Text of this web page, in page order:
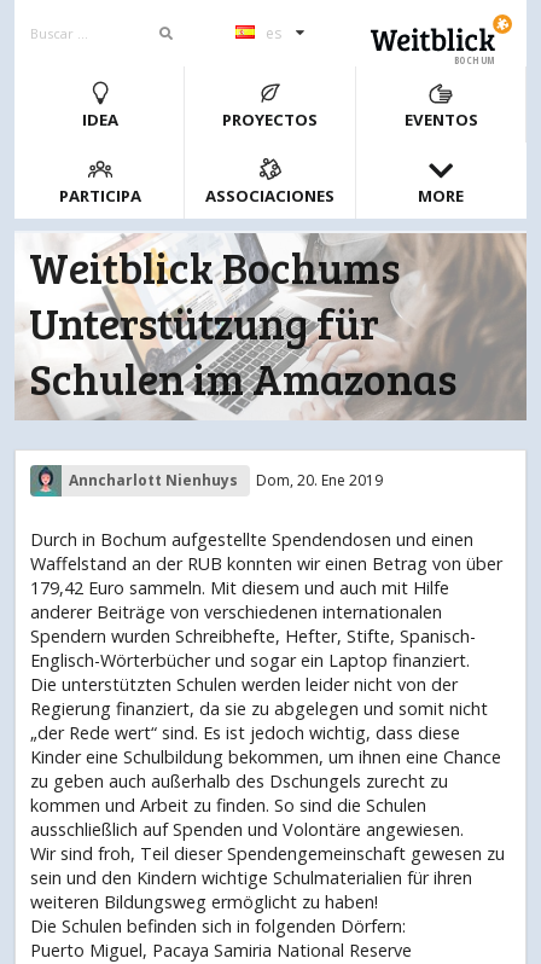
es
BOCHUM
IDEA PROYECTOS EVENTOS
PARTICIPA ASSOCIACIONES MORE
Weitblick Bochums
Unterstützung für
Schulen im Amazonas
Anncharlott Nienhuys Dom, 20. Ene 2019
Durch in Bochum aufgestellte Spendendosen und einen
Waffelstand an der RUB konnten wir einen Betrag von über
179,42 Euro sammeln. Mit diesem und auch mit Hilfe
anderer Beiträge von verschiedenen internationalen
Spendern wurden Schreibhefte, Hefter, Stifte, Spanisch-
Englisch-Wörterbücher und sogar ein Laptop finanziert.
Die unterstützten Schulen werden leider nicht von der
Regierung finanziert, da sie zu abgelegen und somit nicht
„der Rede wert“ sind. Es ist jedoch wichtig, dass diese
Kinder eine Schulbildung bekommen, um ihnen eine Chance
zu geben auch außerhalb des Dschungels zurecht zu
kommen und Arbeit zu finden. So sind die Schulen
ausschließlich auf Spenden und Volontäre angewiesen.
Wir sind froh, Teil dieser Spendengemeinschaft gewesen zu
sein und den Kindern wichtige Schulmaterialien für ihren
weiteren Bildungsweg ermöglicht zu haben!
Die Schulen befinden sich in folgenden Dörfern:
Puerto Miguel, Pacaya Samiria National Reserve